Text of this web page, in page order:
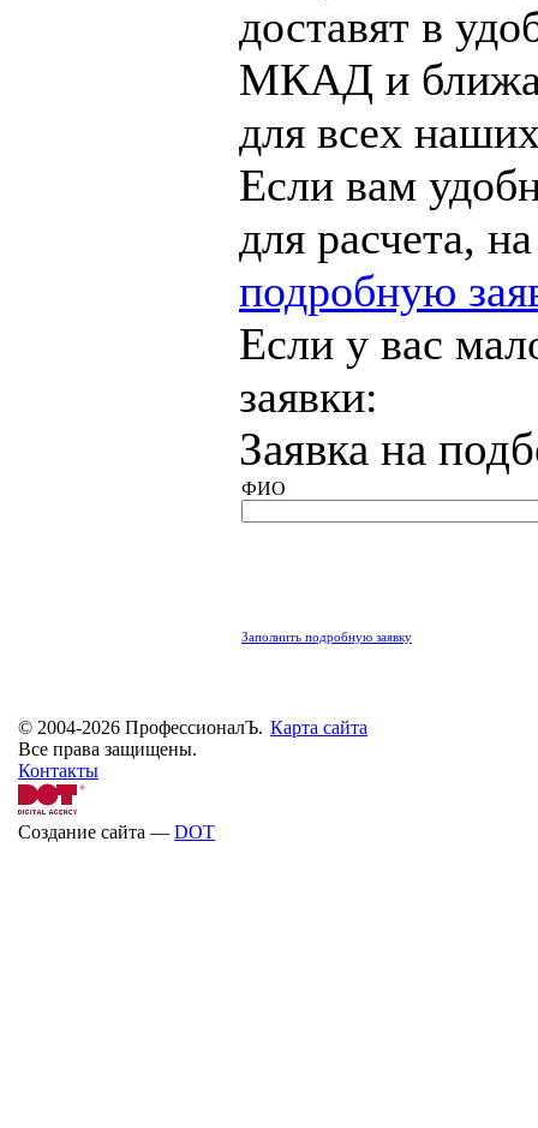
доставят в
МКАД и
для всех
Если вам
для расчета,
подробную
Если у вас
заявки:
Заявка на
ФИО
Заполнить подробную заявку
© 2004-2026 ПрофессионалЪ.
Все права защищены.
Контакты
Создание сайта — DOT
Карта сайта